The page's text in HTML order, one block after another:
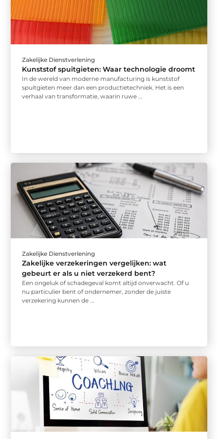
Zakelijke Dienstverlening
Kunststof spuitgieten: Waar technologie droomt
In de wereld van moderne manufacturing is kunststof
spuitgieten meer dan een productietechniek. Het is een
verhaal van transformatie, waarin ruwe ...
Zakelijke Dienstverlening
Zakelijke verzekeringen vergelijken: wat
gebeurt er als u niet verzekerd bent?
Een ongeluk of schadegeval komt altijd onverwacht. Of u
nu particulier bent of ondernemer, zonder de juiste
verzekering kunnen de ...